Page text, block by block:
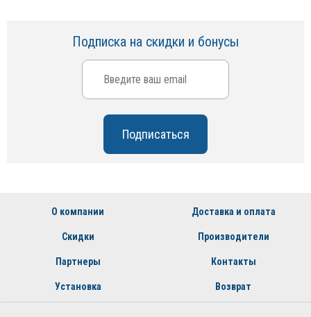
Подписка на скидки и бонусы
О компании Доставка и оплата
Скидки Производители
Партнеры Контакты
Установка Возврат